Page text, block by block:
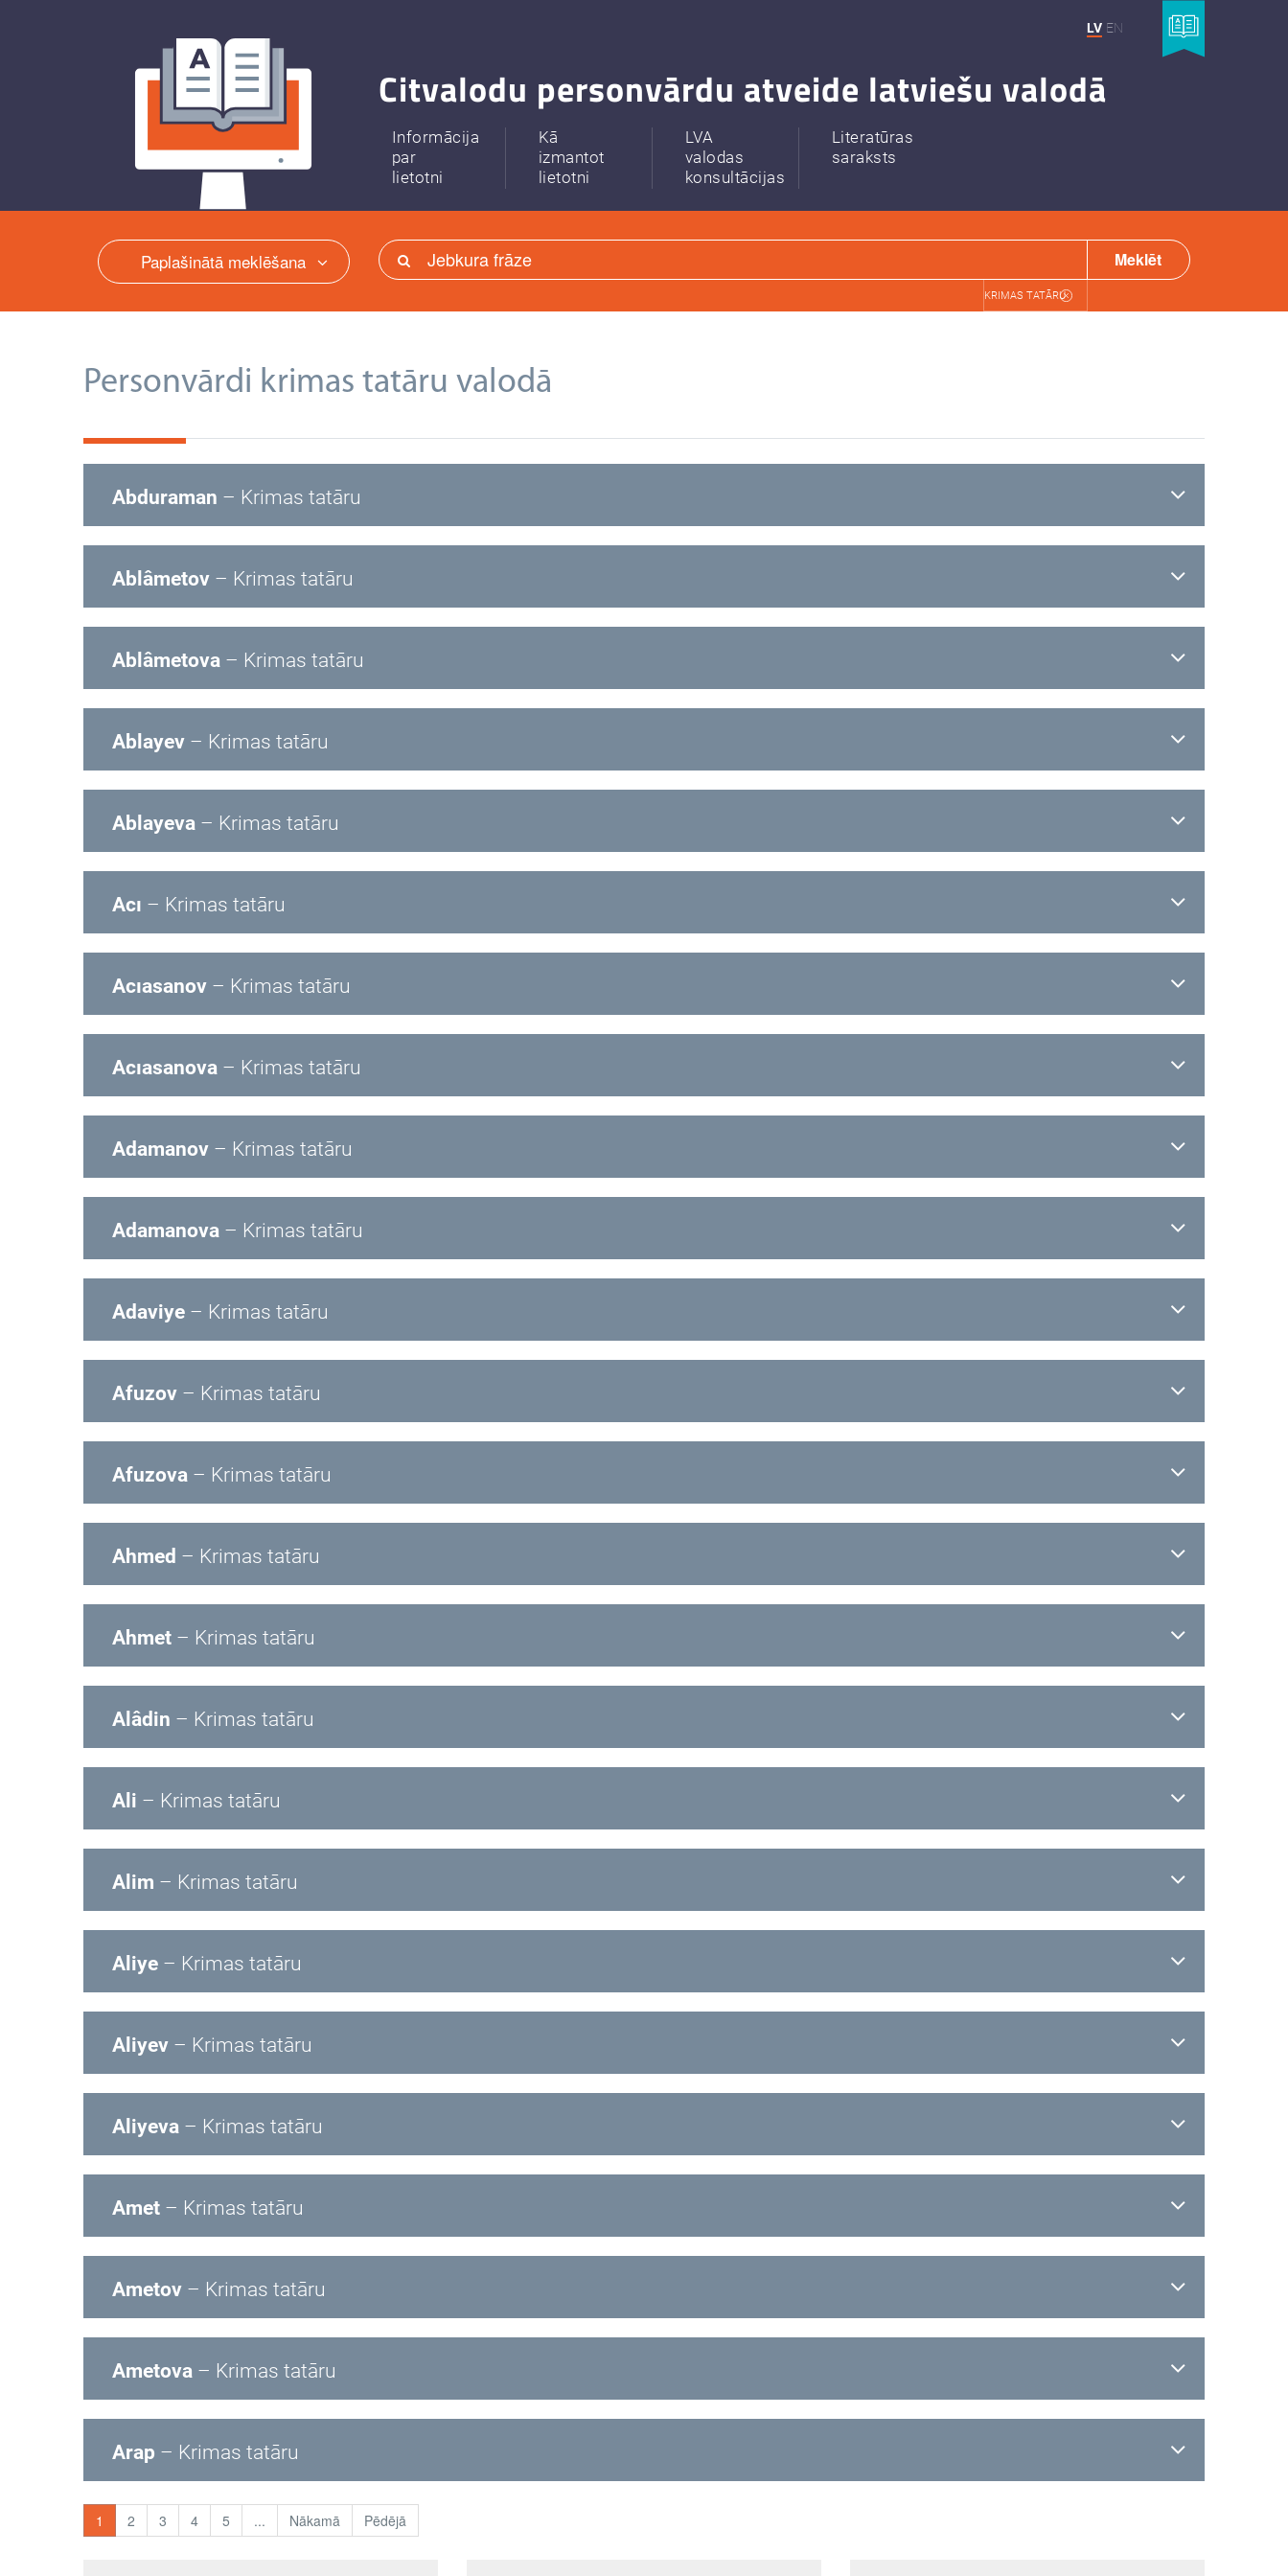
LV EN
Citvalodu personvārdu atveide latviešu valodā
Informācija
par
lietotni
Kā
izmantot
lietotni
LVA
valodas
konsultācijas
Literatūras
saraksts
Paplašinātā meklēšana
KRIMAS TATĀRU
Meklēt
Personvārdi krimas tatāru valodā
Abduraman – Krimas tatāru
Ablâmetov – Krimas tatāru
Ablâmetova – Krimas tatāru
Ablayev – Krimas tatāru
Ablayeva – Krimas tatāru
Acı – Krimas tatāru
Acıasanov – Krimas tatāru
Acıasanova – Krimas tatāru
Adamanov – Krimas tatāru
Adamanova – Krimas tatāru
Adaviye – Krimas tatāru
Afuzov – Krimas tatāru
Afuzova – Krimas tatāru
Ahmed – Krimas tatāru
Ahmet – Krimas tatāru
Alâdin – Krimas tatāru
Ali – Krimas tatāru
Alim – Krimas tatāru
Aliye – Krimas tatāru
Aliyev – Krimas tatāru
Aliyeva – Krimas tatāru
Amet – Krimas tatāru
Ametov – Krimas tatāru
Ametova – Krimas tatāru
Arap – Krimas tatāru
1 2 3 4 5 ... Nākamā Pēdējā